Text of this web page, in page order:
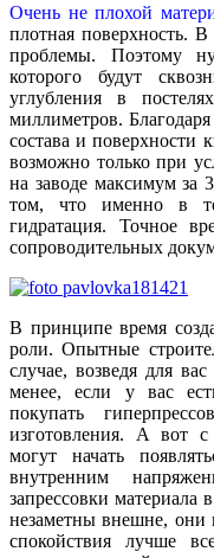
Очень не плохой
плотная поверхность.
проблемы. Поэтому
которого будут
углубления в
миллиметров.
состава и поверхности
возможно только при
на заводе максимум за
том, что именно в
гидратация. Точное
сопроводительных
В принципе время
роли. Опытные
случае, возведя для
менее, если у вас
покупать
изготовления. А вот
могут начать
внутренним
запрессовки материала
незаметны внешне, они
спокойствия лучше